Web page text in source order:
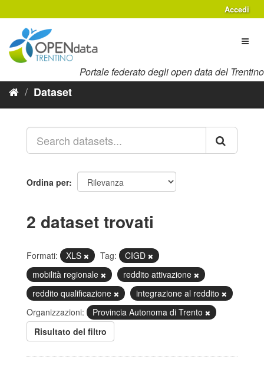
al
contenuto
Accedi
Portale federato degli open data del Trentino
Dataset
Ordina per
2 dataset trovati
Formati: XLS Tag:
CIGD
mobilità regionale
reddito attivazione
reddito qualificazione
integrazione al reddito
Organizzazioni:
Provincia Autonoma di Trento
Risultato del filtro